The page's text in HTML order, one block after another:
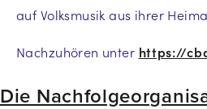
auf Volksmusik aus ihrer
Nachzuhören unter https://
Die